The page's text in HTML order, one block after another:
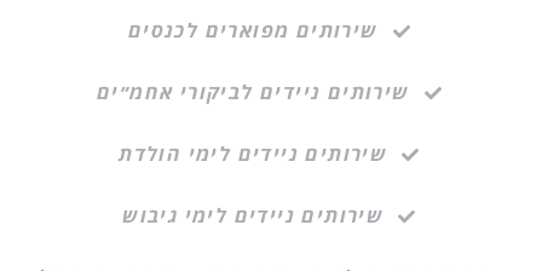
שירותים מפוארים לכנסים
שירותים ניידים לביקורי אחמ״ים
שירותים ניידים לימי הולדת
שירותים ניידים לימי גיבוש